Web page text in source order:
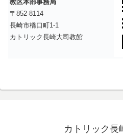
教区本部事務局
〒852-8114
長崎市橋口町1-1
カトリック長崎大司教館
カトリック長